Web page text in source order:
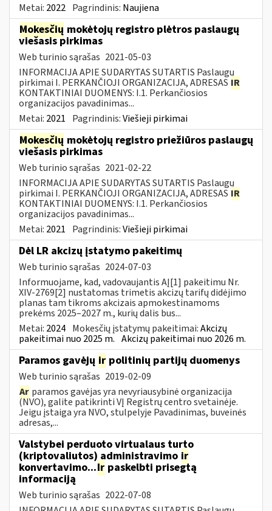
Metai: 2022 Pagrindinis: Naujiena
Mokesčių mokėtojų registro plėtros paslaugų
viešasis pirkimas
Web turinio sąrašas 2021-05-03
INFORMACIJA APIE SUDARYTAS SUTARTIS Paslaugų
pirkimai I. PERKANČIOJI ORGANIZACIJA, ADRESAS IR
KONTAKTINIAI DUOMENYS: I.1. Perkančiosios
organizacijos pavadinimas...
Metai: 2021 Pagrindinis:Viešieji pirkimai
Mokesčių mokėtojų registro priežiūros paslaugų
viešasis pirkimas
Web turinio sąrašas 2021-02-22
INFORMACIJA APIE SUDARYTAS SUTARTIS Paslaugų
pirkimai I. PERKANČIOJI ORGANIZACIJA, ADRESAS IR
KONTAKTINIAI DUOMENYS: I.1. Perkančiosios
organizacijos pavadinimas...
Metai: 2021 Pagrindinis:Viešieji pirkimai
Dėl LR akcizų įstatymo pakeitimų
Web turinio sąrašas 2024-07-03
Informuojame, kad, vadovaujantis AĮ[1] pakeitimu Nr.
XIV-2769[2] nustatomas trimetis akcizų tarifų didėjimo
planas tam tikroms akcizais apmokestinamoms
prekėms 2025–2027 m., kurių dalis bus...
Metai: 2024 Mokesčių įstatymų pakeitimai:Akcizų
pakeitimai nuo 2025 m. Akcizų pakeitimai nuo 2026 m.
Paramos gavėjų ir politinių partijų duomenys
Web turinio sąrašas 2019-02-09
Ar paramos gavėjas yra nevyriausybinė organizacija
(NVO), galite patikrinti VĮ Registrų centro svetainėje.
Jeigu įstaiga yra NVO, stulpelyje Pavadinimas, buveinės
adresas,...
Valstybei perduoto virtualaus turto
(kriptovaliutos) administravimo ir
konvertavimo...Ir paskelbti prisegtą
informaciją
Web turinio sąrašas 2022-07-08